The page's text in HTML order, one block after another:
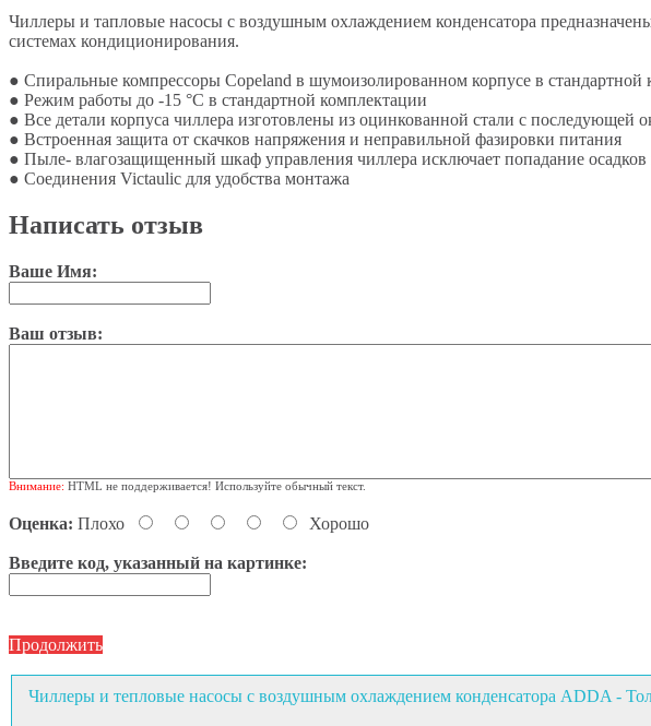
Чиллеры и тапловые насосы с воздушным охлаждением конденсатора
системах кондиционирования.
● Спиральные компрессоры Copeland в шумоизолированном корпусе в стандартной
● Режим работы до -15 °С в стандартной комплектации
● Все детали корпуса чиллера изготовлены из оцинкованной стали с последующей
● Встроенная защита от скачков напряжения и неправильной фазировки питания
● Пыле- влагозащищенный шкаф управления чиллера исключает попадание осадков
● Соединения Victaulic для удобства монтажа
Написать отзыв
Ваше Имя:
Ваш отзыв:
Внимание: HTML не поддерживается! Используйте обычный текст.
Оценка: Плохо Хорошо
Введите код, указанный на картинке:
Продолжить
Чиллеры и тепловые насосы с воздушным охлаждением конденсатора ADDA -